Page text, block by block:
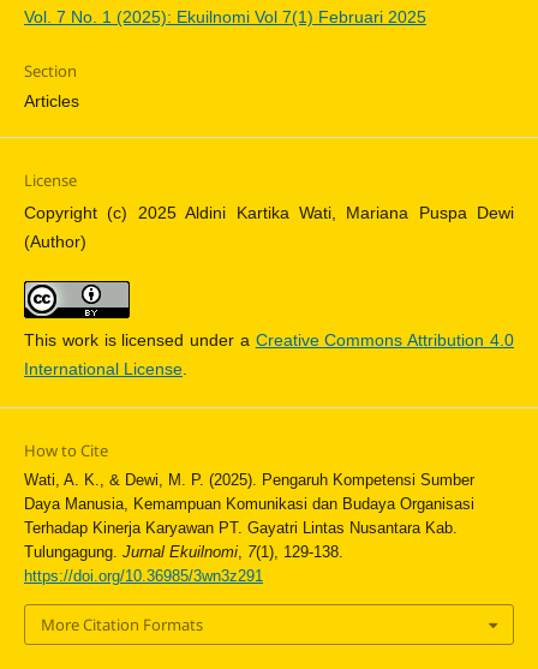
Vol. 7 No. 1 (2025): Ekuilnomi Vol 7(1) Februari 2025
Section
Articles
License
Copyright (c) 2025 Aldini Kartika Wati, Mariana Puspa Dewi
(Author)
This work is licensed under a Creative Commons Attribution 4.0
International License.
How to Cite
Wati, A. K., & Dewi, M. P. (2025). Pengaruh Kompetensi Sumber
Daya Manusia, Kemampuan Komunikasi dan Budaya Organisasi
Terhadap Kinerja Karyawan PT. Gayatri Lintas Nusantara Kab.
Tulungagung. Jurnal Ekuilnomi, 7(1), 129-138.
https://doi.org/10.36985/3wn3z291
More Citation Formats